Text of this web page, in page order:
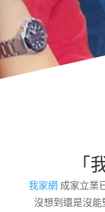
「
我家網 成家立業
沒想到還是沒